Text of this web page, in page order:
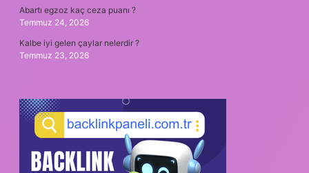
Abartı egzoz kaç ceza puanı ?
Temmuz 24, 2026
Kalbe iyi gelen çaylar nelerdir ?
Temmuz 23, 2026